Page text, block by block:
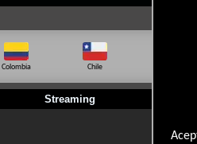
Colombia Chile
Streaming